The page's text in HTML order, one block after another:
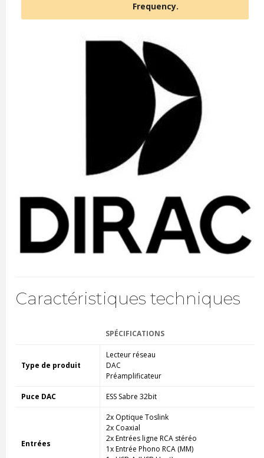
Frequency.
Caractéristiques techniques
SPÉCIFICATIONS
Type de produit
Lecteur réseau
DAC
Préamplificateur
Puce DAC ESS Sabre 32bit
Entrées
2x Optique Toslink
2x Coaxial
2x Entrées ligne RCA stéréo
1x Entrée Phono RCA (MM)